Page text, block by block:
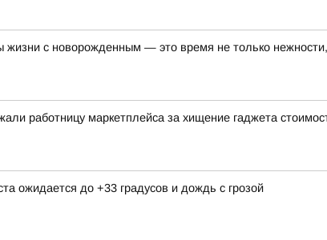
жизни с новорожденным — это время не только
работницу маркетплейса за хищение гаджета
ожидается до +33 градусов и дождь с грозой